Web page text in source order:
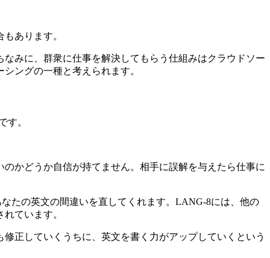
あります。
みに、群衆に仕事を解決してもらう仕組みはクラウドソー
ングの一種と考えられます。
す。
かどうか自信が持てません。相手に誤解を与えたら仕事に
たの英文の間違いを直してくれます。LANG-8には、他の
ています。
正していくうちに、英文を書く力がアップしていくという